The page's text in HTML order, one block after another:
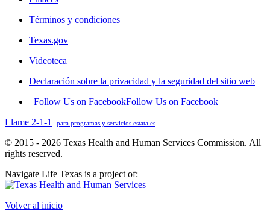
Términos y condiciones
Texas.gov
Videoteca
Declaración sobre la privacidad y la seguridad del sitio web
Follow Us on FacebookFollow Us on Facebook
Llame 2-1-1
para programas y servicios estatales
© 2015 - 2026 Texas Health and Human Services Commission. All
rights reserved.
Navigate Life Texas is a project of:
Volver al inicio